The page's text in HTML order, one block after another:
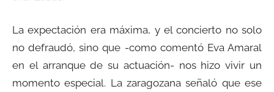
La expectación era máxima, y el concierto no solo
no defraudó, sino que -como comentó Eva Amaral
en el arranque de su actuación- nos hizo vivir un
momento especial. La zaragozana señaló que ese